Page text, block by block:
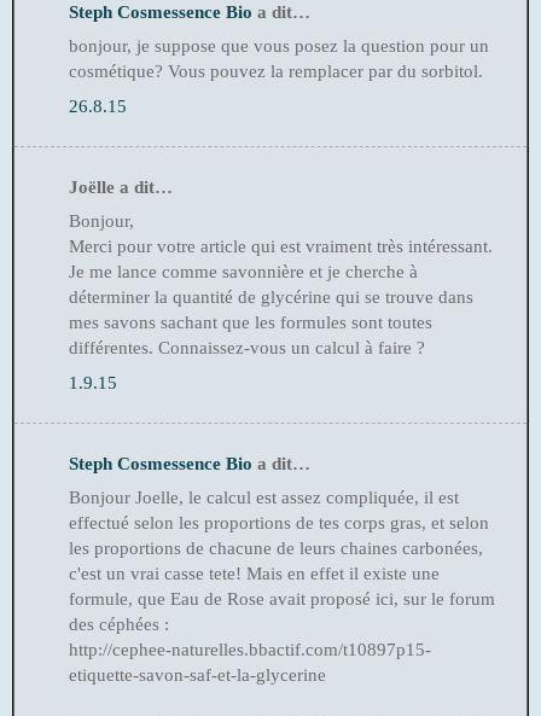
Steph Cosmessence Bio a dit…
bonjour, je suppose que vous posez la question pour un
cosmétique? Vous pouvez la remplacer par du sorbitol.
26.8.15
Joëlle a dit…
Bonjour,
Merci pour votre article qui est vraiment très intéressant.
Je me lance comme savonnière et je cherche à
déterminer la quantité de glycérine qui se trouve dans
mes savons sachant que les formules sont toutes
différentes. Connaissez-vous un calcul à faire ?
1.9.15
Steph Cosmessence Bio a dit…
Bonjour Joelle, le calcul est assez compliquée, il est
effectué selon les proportions de tes corps gras, et selon
les proportions de chacune de leurs chaines carbonées,
c'est un vrai casse tete! Mais en effet il existe une
formule, que Eau de Rose avait proposé ici, sur le forum
des céphées :
http://cephee-naturelles.bbactif.com/t10897p15-
etiquette-savon-saf-et-la-glycerine